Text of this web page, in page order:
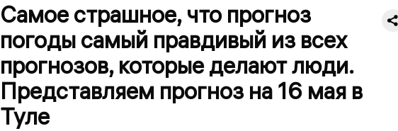
Самое страшное, что прогноз
погоды самый правдивый из всех
прогнозов, которые делают люди.
Представляем прогноз на 16 мая в
Туле